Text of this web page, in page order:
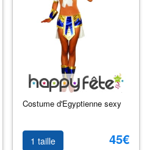
Costume d'Egyptienne sexy
1 taille 45€